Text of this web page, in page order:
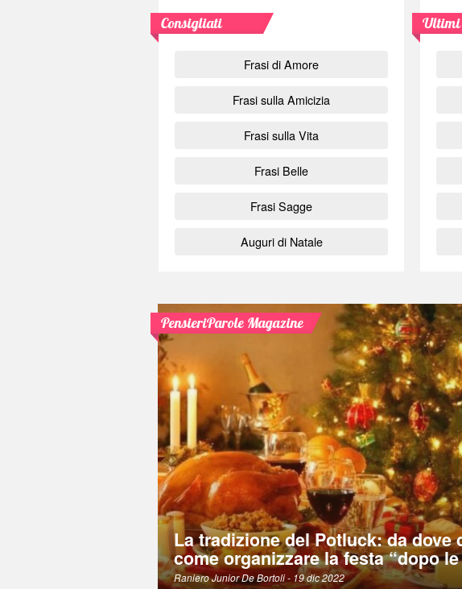
Consigliati
Frasi di Amore
Frasi sulla Amicizia
Frasi sulla Vita
Frasi Belle
Frasi Sagge
Auguri di Natale
Ultimi
PensieriParole Magazine
La tradizione del Potluck: da dove
come organizzare la festa “dopo
Raniero Junior De Bortoli- 19 dic 2022